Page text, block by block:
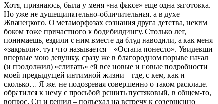
Хотя, признаюсь, была у меня «на факсе» еще одна заготовка.
Но уже не душещипательно-обличительная, а в духе
Жванецкого. О метаморфозах сознания друга детства, неким
боком тоже причастного к бодибилдингу. Столько лет,
понимаешь, ездили с ним вместе да блуд наводили, а как меня
«закрыли», тут что называется – «Остапа понесло». Увидевши
впервые мою девушку, сразу же в благородном порыве начал
(и продолжил) «сливать» ей все новые и новые подробности
моей предыдущей интимной жизни – где, с кем, как и
сколько… Я же, не подозревая совершенно о таком раскладе,
обратился к нему с просьбой решить пустяковый, в общем-то,
вопрос. Он и решил – подъехал на встречу к совершенно